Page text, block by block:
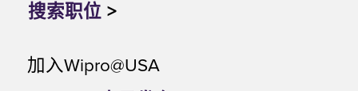
搜索职位 >
加入Wipro@USA